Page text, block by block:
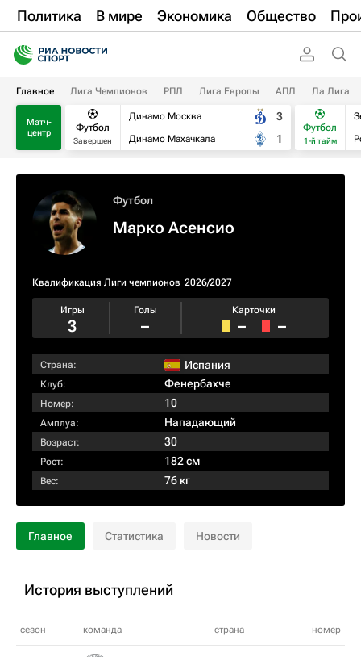
Политика В мире Экономика Общество
Главное Лига Чемпионов РПЛ Лига Европы АПЛ Ла Лига
Матч-
центр
Футбол
Завершен
Динамо Москва
Динамо Махачкала
3
1
Футбол
1-й тайм
Футбол
Марко Асенсио
Квалификация Лиги чемпионов 2026/2027
Игры
3
Голы
–
Карточки
– –
Страна: Испания
Клуб: Фенербахче
Номер: 10
Амплуа: Нападающий
Возраст: 30
Рост: 182 см
Вес: 76 кг
Главное Статистика Новости
История выступлений
сезон команда страна номер